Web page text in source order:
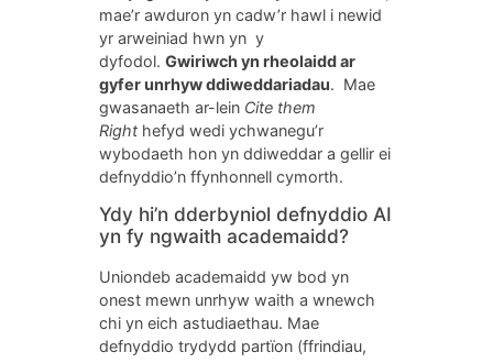
mae’r awduron yn cadw’r hawl i newid
yr arweiniad hwn yn y
dyfodol. Gwiriwch yn rheolaidd ar
gyfer unrhyw ddiweddariadau. Mae
gwasanaeth ar-lein Cite them
Right hefyd wedi ychwanegu’r
wybodaeth hon yn ddiweddar a gellir ei
defnyddio’n ffynhonnell cymorth.
Ydy hi’n dderbyniol defnyddio AI
yn fy ngwaith academaidd?
Uniondeb academaidd yw bod yn
onest mewn unrhyw waith a wnewch
chi yn eich astudiaethau. Mae
defnyddio trydydd partïon (ffrindiau,